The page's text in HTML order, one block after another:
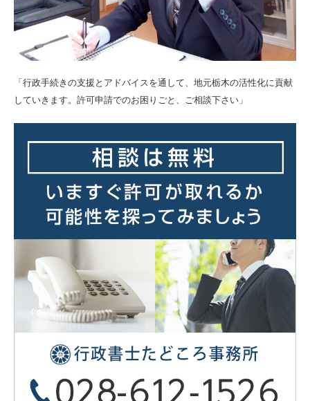
「行政手続きの支援とアドバイスを通して、地元栃木の活性化に貢献
していきます。許可申請でのお困りごと、ご相談下さい」